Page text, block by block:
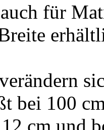
für
bei 100
cm und